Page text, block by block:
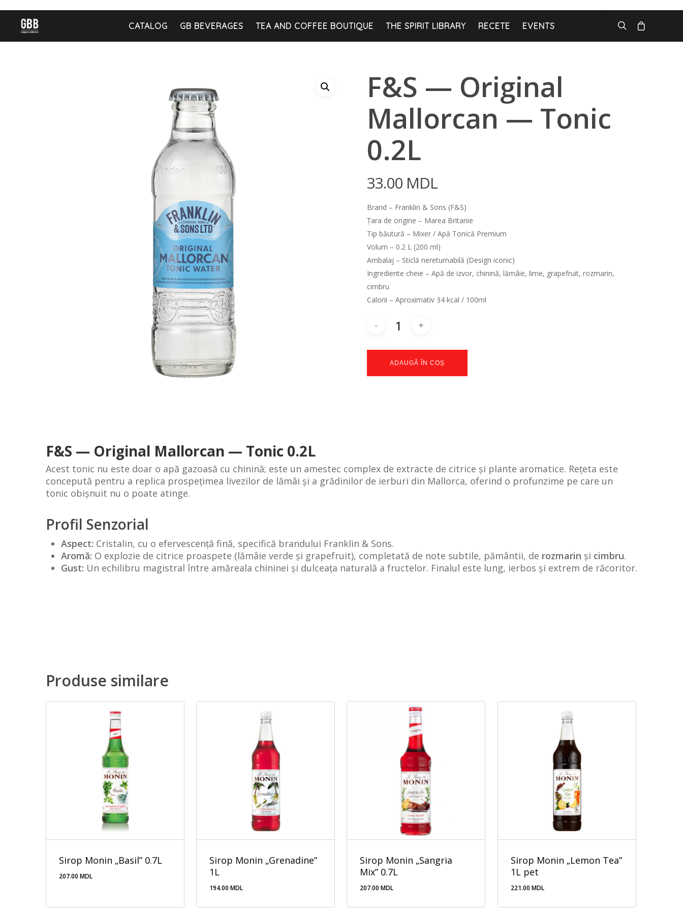
CATALOG GB BEVERAGES TEA AND COFFEE BOUTIQUE THE SPIRIT LIBRARY RECETE EVENTS
F&S — Original
Mallorcan — Tonic
0.2L
33.00 MDL
Brand – Franklin & Sons (F&S)
Țara de origine – Marea Britanie
Tip băutură – Mixer / Apă Tonică Premium
Volum – 0.2 L (200 ml)
Ambalaj – Sticlă nereturnabilă (Design iconic)
Ingrediente cheie – Apă de izvor, chinină, lămâie, lime, grapefruit, rozmarin,
cimbru
Calorii – Aproximativ 34 kcal / 100ml
ADAUGĂ ÎN COȘ
F&S — Original Mallorcan — Tonic 0.2L
Acest tonic nu este doar o apă gazoasă cu chinină; este un amestec complex de extracte de citrice și plante aromatice. Rețeta este
concepută pentru a replica prospețimea livezilor de lămâi și a grădinilor de ierburi din Mallorca, oferind o profunzime pe care un
tonic obișnuit nu o poate atinge.
Profil Senzorial
Aspect: Cristalin, cu o efervescență fină, specifică brandului Franklin & Sons.
Aromă: O explozie de citrice proaspete (lămâie verde și grapefruit), completată de note subtile, pământii, de rozmarin și cimbru.
Gust: Un echilibru magistral între amăreala chininei și dulceața naturală a fructelor. Finalul este lung, ierbos și extrem de răcoritor.
Produse similare
Sirop Monin „Basil” 0.7L
207.00 MDL
Sirop Monin „Grenadine”
1L
194.00MDL
Sirop Monin „Sangria
Mix” 0.7L
207.00MDL
Sirop Monin „Lemon Tea”
1L pet
221.00 MDL